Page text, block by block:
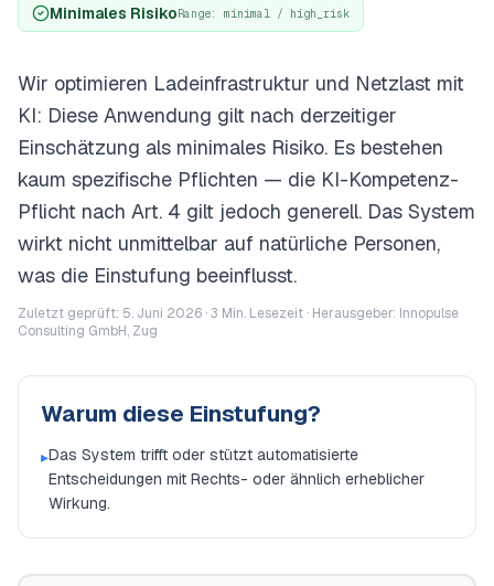
Minimales RisikoRange: minimal / high_risk
Wir optimieren Ladeinfrastruktur und Netzlast mit
KI: Diese Anwendung gilt nach derzeitiger
Einschätzung als minimales Risiko. Es bestehen
kaum spezifische Pflichten — die KI-Kompetenz-
Pflicht nach Art. 4 gilt jedoch generell. Das System
wirkt nicht unmittelbar auf natürliche Personen,
was die Einstufung beeinflusst.
Zuletzt geprüft: 5. Juni 2026 ·3 Min. Lesezeit · Herausgeber: Innopulse
Consulting GmbH, Zug
Warum diese Einstufung?
▸Das System trifft oder stützt automatisierte
Entscheidungen mit Rechts- oder ähnlich erheblicher
Wirkung.